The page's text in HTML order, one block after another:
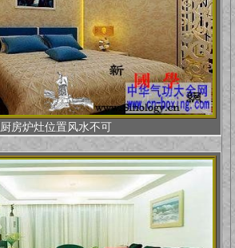
厨房炉灶位置风水不可